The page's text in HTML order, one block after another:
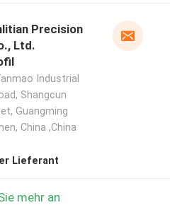
Precision
Ltd.
Industrial
Shangcun
Guangming
China ,China
Lieferant
mehr an